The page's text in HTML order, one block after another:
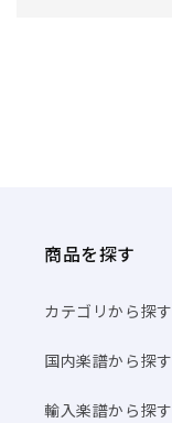
商品を探す
カテゴリから探す
国内楽譜から探す
輸入楽譜から探す